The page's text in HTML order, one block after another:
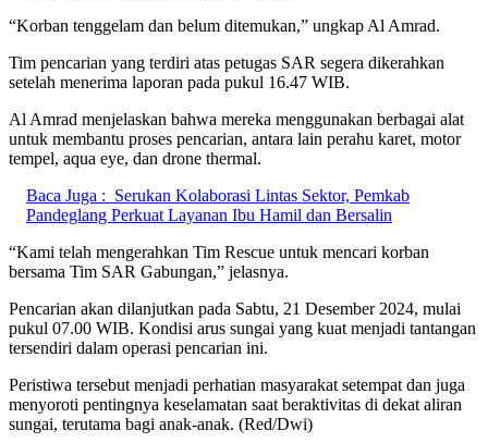
“Korban tenggelam dan belum ditemukan,” ungkap Al Amrad.
Tim pencarian yang terdiri atas petugas SAR segera dikerahkan
setelah menerima laporan pada pukul 16.47 WIB.
Al Amrad menjelaskan bahwa mereka menggunakan berbagai alat
untuk membantu proses pencarian, antara lain perahu karet, motor
tempel, aqua eye, dan drone thermal.
Baca Juga : Serukan Kolaborasi Lintas Sektor, Pemkab
Pandeglang Perkuat Layanan Ibu Hamil dan Bersalin
“Kami telah mengerahkan Tim Rescue untuk mencari korban
bersama Tim SAR Gabungan,” jelasnya.
Pencarian akan dilanjutkan pada Sabtu, 21 Desember 2024, mulai
pukul 07.00 WIB. Kondisi arus sungai yang kuat menjadi tantangan
tersendiri dalam operasi pencarian ini.
Peristiwa tersebut menjadi perhatian masyarakat setempat dan juga
menyoroti pentingnya keselamatan saat beraktivitas di dekat aliran
sungai, terutama bagi anak-anak. (Red/Dwi)